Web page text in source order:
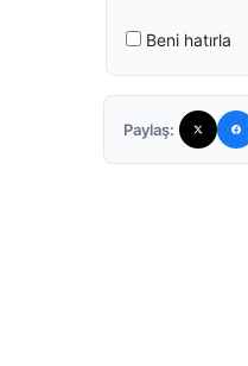
Beni hatırla
Paylaş: